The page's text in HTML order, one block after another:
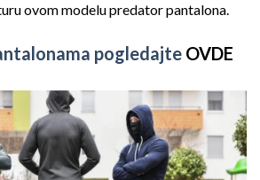
ovom modelu predator pantalona.
pogledajte OVDE